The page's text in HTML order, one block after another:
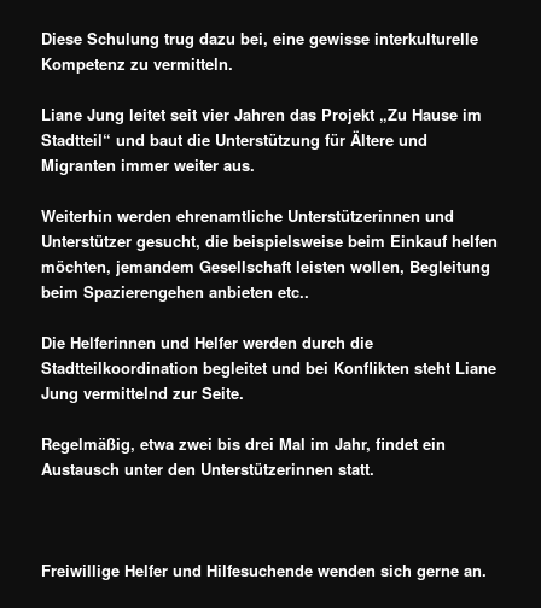
Diese Schulung trug dazu bei, eine gewisse interkulturelle
Kompetenz zu vermitteln.
Liane Jung leitet seit vier Jahren das Projekt „Zu Hause im
Stadtteil“ und baut die Unterstützung für Ältere und
Migranten immer weiter aus.
Weiterhin werden ehrenamtliche Unterstützerinnen und
Unterstützer gesucht, die beispielsweise beim Einkauf helfen
möchten, jemandem Gesellschaft leisten wollen, Begleitung
beim Spazierengehen anbieten etc..
Die Helferinnen und Helfer werden durch die
Stadtteilkoordination begleitet und bei Konflikten steht Liane
Jung vermittelnd zur Seite.
Regelmäßig, etwa zwei bis drei Mal im Jahr, findet ein
Austausch unter den Unterstützerinnen statt.
Freiwillige Helfer und Hilfesuchende wenden sich gerne an.